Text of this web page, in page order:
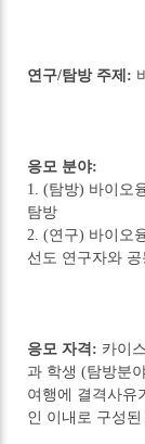
연구/탐방 주제:
응모 분야:
1. (탐방) 바이오
탐방
2. (연구) 바이오
선도 연구자와
응모 자격: 카이
과 학생 (탐방분
여행에 결격사유
인 이내로 구성된